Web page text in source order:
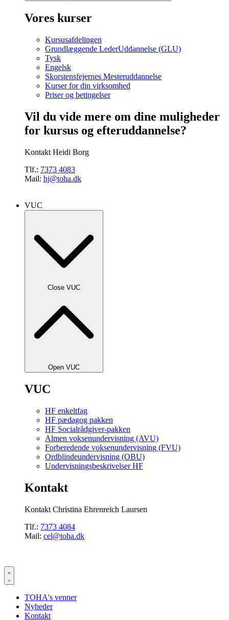
Vores kurser
Kursusafdelingen
Grundlæggende LederUddannelse (GLU)
Tysk
Engelsk
Skorstensfejernes Mesteruddannelse
Kurser for din virksomhed
Priser og betingelser
Vil du vide mere om dine muligheder
for kursus og efteruddannelse?
Kontakt Heidi Borg
Tlf.: 7373 4083
Mail: hj@toha.dk
VUC
Close VUC
Open VUC
VUC
HF enkeltfag
HF pædagog pakken
HF Socialrådgiver-pakken
Almen voksenundervisning (AVU)
Forberedende voksenundervisning (FVU)
Ordblindeundervisning (OBU)
Undervisningsbeskrivelser HF
Kontakt
Kontakt Christina Ehrenreich Laursen
Tlf.: 7373 4084
Mail: cel@toha.dk
TOHA's venner
Nyheder
Kontakt